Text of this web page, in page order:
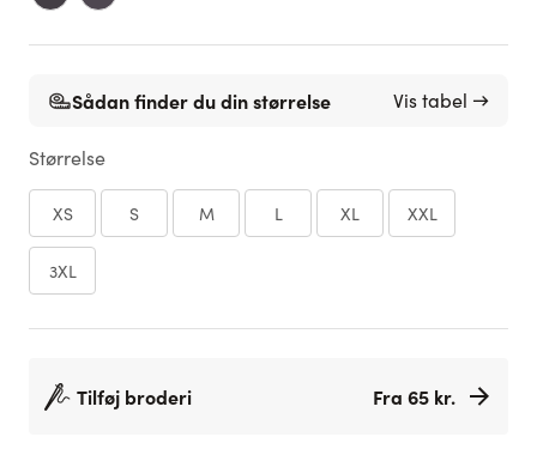
Sådan finder du din størrelse Vis tabel →
Størrelse
XS S M L XL XXL
3XL
Tilføj broderi Fra 65 kr.